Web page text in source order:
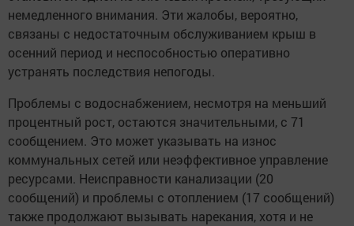
немедленного внимания. Эти жалобы, вероятно,
связаны с недостаточным обслуживанием крыш в
осенний период и неспособностью оперативно
устранять последствия непогоды.
Проблемы с водоснабжением, несмотря на меньший
процентный рост, остаются значительными, с 71
сообщением. Это может указывать на износ
коммунальных сетей или неэффективное управление
ресурсами. Неисправности канализации (20
сообщений) и проблемы с отоплением (17 сообщений)
также продолжают вызывать нарекания, хотя и не